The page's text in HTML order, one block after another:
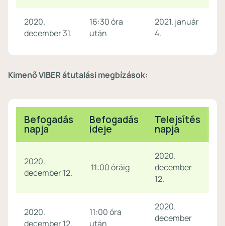
2020.
december 31.
16:30 óra
után
2021. január
4.
Kimenő VIBER átutalási megbízások:
Befogadás
napja
Befogadás
ideje
Telejsítés
napja
2020.
december 12.
11:00 óráig
2020.
december
12.
2020.
december 12.
11:00 óra
után
2020.
december